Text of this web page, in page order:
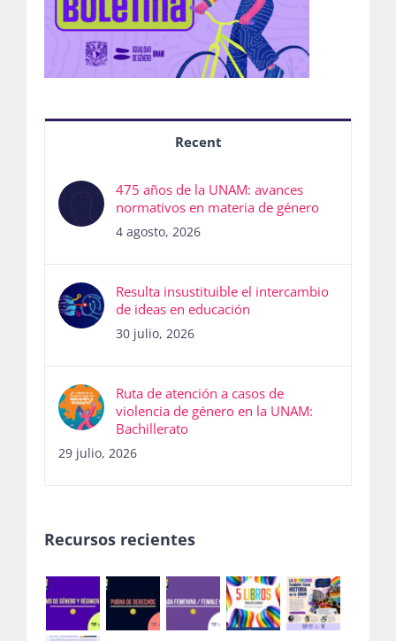
Recent
475 años de la UNAM: avances
normativos en materia de género
4 agosto, 2026
Resulta insustituible el intercambio
de ideas en educación
30 julio, 2026
Ruta de atención a casos de
violencia de género en la UNAM:
Bachillerato
29 julio, 2026
Recursos recientes